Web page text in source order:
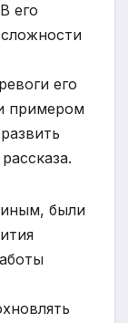
его
его
примером
были